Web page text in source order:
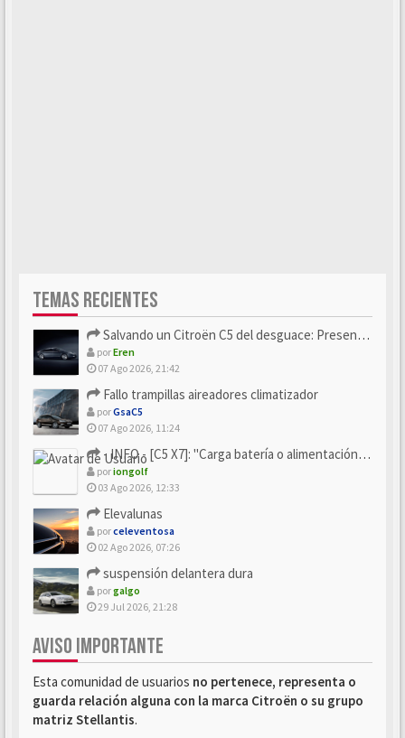
TEMAS RECIENTES
Salvando un Citroën C5 del desguace: Presentación y seguimiento
porEren
07 Ago 2026, 21:42
Fallo trampillas aireadores climatizador
porGsaC5
07 Ago 2026, 11:24
- INFO - [C5 X7]: "Carga batería o alimentación eléctri...
poriongolf
03 Ago 2026, 12:33
Elevalunas
porceleventosa
02 Ago 2026, 07:26
suspensión delantera dura
porgalgo
29 Jul 2026, 21:28
AVISO IMPORTANTE
Esta comunidad de usuarios no pertenece, representa o
guarda relación alguna con la marca Citroën o su grupo
matriz Stellantis.